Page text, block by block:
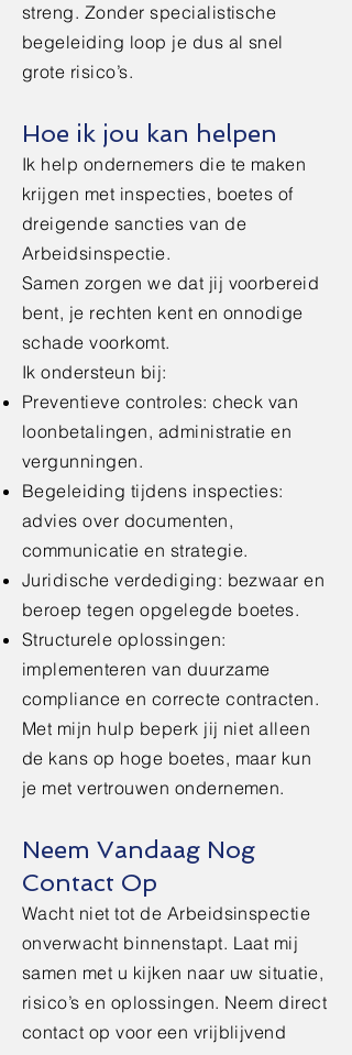
streng. Zonder specialistische
begeleiding loop je dus al snel
grote risico’s.
Hoe ik jou kan helpen
Ik help ondernemers die te maken
krijgen met inspecties, boetes of
dreigende sancties van de
Arbeidsinspectie.
Samen zorgen we dat jij voorbereid
bent, je rechten kent en onnodige
schade voorkomt.
Ik ondersteun bij:
Preventieve controles: check van
loonbetalingen, administratie en
vergunningen.
Begeleiding tijdens inspecties:
advies over documenten,
communicatie en strategie.
Juridische verdediging: bezwaar en
beroep tegen opgelegde boetes.
Structurele oplossingen:
implementeren van duurzame
compliance en correcte contracten.
Met mijn hulp beperk jij niet alleen
de kans op hoge boetes, maar kun
je met vertrouwen ondernemen.
Neem Vandaag Nog
Contact Op
Wacht niet tot de Arbeidsinspectie
onverwacht binnenstapt. Laat mij
samen met u kijken naar uw situatie,
risico’s en oplossingen. Neem direct
contact op voor een vrijblijvend